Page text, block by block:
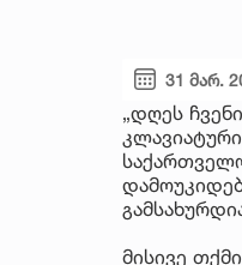
31 მარ.
„დღეს
მისივე